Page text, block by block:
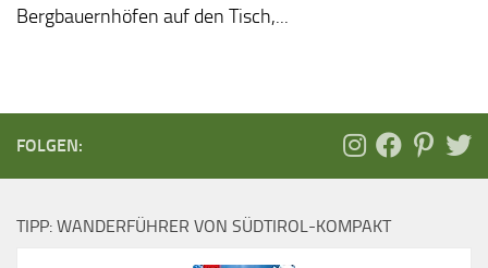
Bergbauernhöfen auf den Tisch,...
FOLGEN:
TIPP: WANDERFÜHRER VON SÜDTIROL-KOMPAKT